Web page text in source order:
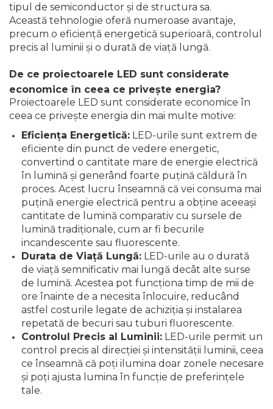
Chingi Auto & Coarde Elastice
Intretinere & Cosmetica auto
Scule pentru coloana de
esapament
Pistol Spuma Poliuretanica
Pistol Silicon (Tub de Silicon)
Termometru Infrarosu
Menghina de banc – tamplarie
si alte domenii
Suruburi si dibluri
Carlige de Ridicare
Dispozitive de Taiat si
Manipulat Sticla
Masini de Ascutit Panza Circular
Accesorii & Echipamente
Masina de taiat beton
Utilaje tamplarie / prelucrare
lemn
Aeroterme si Ventilatoare
Bormasini & Masini de Gaurit
Compresoare Auto
Masini de Ascutit Burghie
Discuri Fierastrau Circular
Dispozitive de taiat polistiren
Polizoare drepte & accesorii
Purificatoare de aer
tipul de semiconductor și de structura sa.
Această tehnologie oferă numeroase avantaje,
precum o eficiență energetică superioară, controlul
precis al luminii și o durată de viață lungă.
De ce proiectoarele LED sunt considerate
economice în ceea ce privește energia?
Proiectoarele LED sunt considerate economice în
ceea ce privește energia din mai multe motive:
Eficiența Energetică: LED-urile sunt extrem de
eficiente din punct de vedere energetic,
convertind o cantitate mare de energie electrică
în lumină și generând foarte puțină căldură în
proces. Acest lucru înseamnă că vei consuma mai
puțină energie electrică pentru a obține aceeași
cantitate de lumină comparativ cu sursele de
lumină tradiționale, cum ar fi becurile
incandescente sau fluorescente.
Durata de Viață Lungă: LED-urile au o durată
de viață semnificativ mai lungă decât alte surse
de lumină. Acestea pot funcționa timp de mii de
ore înainte de a necesita înlocuire, reducând
astfel costurile legate de achiziția și instalarea
repetată de becuri sau tuburi fluorescente.
Controlul Precis al Luminii: LED-urile permit un
control precis al direcției și intensității luminii, ceea
ce înseamnă că poți ilumina doar zonele necesare
și poți ajusta lumina în funcție de preferințele
tale.